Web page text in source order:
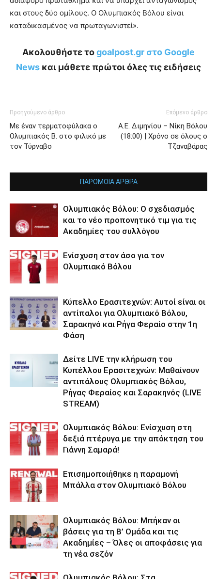
και στους δύο ομίλους. Ο Ολυμπιακός Βόλου είναι
καταδικασμένος να πρωταγωνιστεί».
Ακολουθήστε τοgoalpost.gr στο Google
News και μάθετε πρώτοι όλες τις ειδήσεις
Προηγούμενο άρθρο
Με έναν τερματοφύλακα ο
Ολυμπιακός Β. στο φιλικό με
τον Τύρναβο
Επόμενο άρθρο
Α.Ε. Διμηνίου – Νίκη Βόλου
(18:00) | Χρόνο σε όλους ο
Τζαναβάρας
ΠΑΡΟΜΟΙΑ ΑΡΘΡΑ
Ολυμπιακός Βόλου: Ο σχεδιασμός
και το νέο προπονητικό τιμ για τις
Ακαδημίες του συλλόγου
Ενίσχυση στον άσο για τον
Ολυμπιακό Βόλου
Κύπελλο Ερασιτεχνών: Αυτοί είναι οι
αντίπαλοι για Ολυμπιακό Βόλου,
Σαρακηνό και Ρήγα Φεραίο στην 1η
Φάση
Δείτε LIVE την κλήρωση του
Κυπέλλου Ερασιτεχνών: Μαθαίνουν
αντιπάλους Ολυμπιακός Βόλου,
Ρήγας Φεραίος και Σαρακηνός (LIVE
STREAM)
Ολυμπιακός Βόλου: Ενίσχυση στη
δεξιά πτέρυγα με την απόκτηση του
Γιάννη Σαμαρά!
Επισημοποιήθηκε η παραμονή
Μπάλλα στον Ολυμπιακό Βόλου
Ολυμπιακός Βόλου: Μπήκαν οι
βάσεις για τη Β’ Ομάδα και τις
Ακαδημίες – Όλες οι αποφάσεις για
τη νέα σεζόν